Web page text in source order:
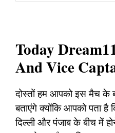
Today
And Vice
दोस्तों हम आपको इस मैच के
बताएंगे क्योंकि आपको पता है
दिल्ली और पंजाब के बीच में